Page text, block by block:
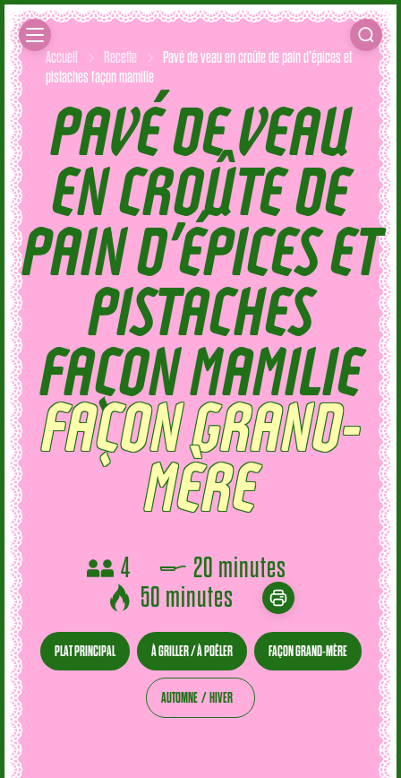
Accueil Recette
Pavé de veau en croûte de pain d’épices et
pistaches façon mamilie
PAVÉ DE VEAU
EN CROÛTE DE
PAIN D’ÉPICES ET
PISTACHES
FAÇON MAMILIE
4
20 minutes
50 minutes
PLAT PRINCIPAL À GRILLER / À POÊLER FAÇON GRAND-MÈRE
AUTOMNE HIVER